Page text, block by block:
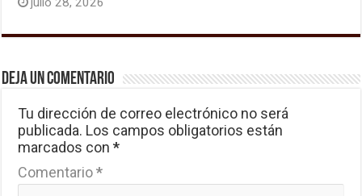
Deja un comentario
Tu dirección de correo electrónico no será
publicada. Los campos obligatorios están
marcados con*
Comentario*